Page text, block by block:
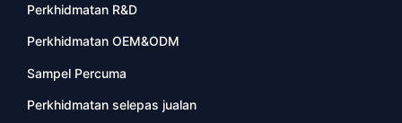
Perkhidmatan R&D
Perkhidmatan OEM&ODM
Sampel Percuma
Perkhidmatan selepas jualan